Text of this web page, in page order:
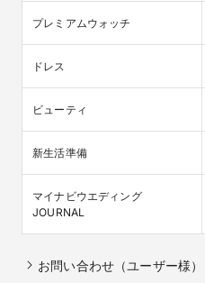
プレミアムウォッチ
ドレス
ビューティ
新生活準備
マイナビウエディング
JOURNAL
お問い合わせ（ユーザー様）